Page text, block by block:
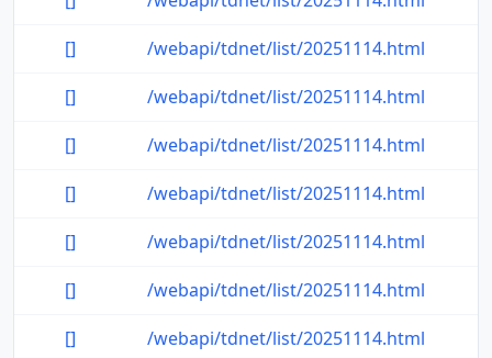
[]
/webapi/tdnet/list/20251114.html
[]
/webapi/tdnet/list/20251114.html
[]
/webapi/tdnet/list/20251114.html
[]
/webapi/tdnet/list/20251114.html
[]
/webapi/tdnet/list/20251114.html
[]
/webapi/tdnet/list/20251114.html
[]
/webapi/tdnet/list/20251114.html